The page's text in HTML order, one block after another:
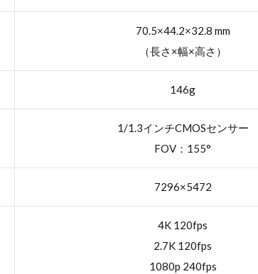
70.5×44.2×32.8 mm
（長さ×幅×高さ）
146g
1/1.3インチCMOSセンサー
FOV：155°
7296×5472
4K 120fps
2.7K 120fps
1080p 240fps